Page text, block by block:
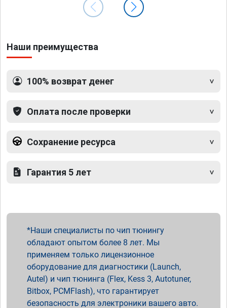
Наши преимущества
100% возврат денег
Оплата после проверки
Сохранение ресурса
Гарантия 5 лет
Наши специалисты по чип тюнингу
обладают опытом более 8 лет. Мы
применяем только лицензионное
оборудование для диагностики (Launch,
Autel) и чип тюнинга (Flex, Kess 3, Autotuner,
Bitbox, PCMFlash), что гарантирует
безопасность для электроники вашего авто.